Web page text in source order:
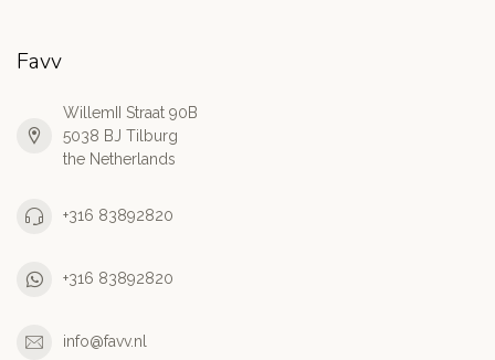
Favv
WillemII Straat 90B
5038 BJ Tilburg
the Netherlands
+316 83892820
+316 83892820
info@favv.nl